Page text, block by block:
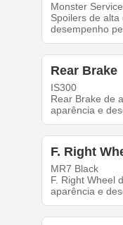
Monster
Spoilers de
desempenho
Rear Brake
IS300
Rear Brake de
aparência e
F. Right
MR7 Black
F. Right Wheel
aparência e